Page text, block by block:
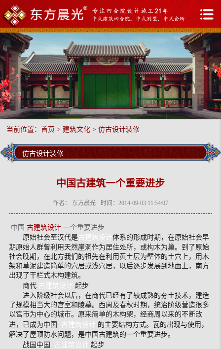
当前位置： 首页 > 建筑文化 > 仿古设计装修
仿古设计装修
中国古建筑一个重要进步
作者： 东方晨光 时间：2014-09-03 11:54:07
中国 古建筑设计 一个重要进步
原始社会至汉代是古建筑设计体系的形成时期，在原始社会早
期原始人群曾利用天然崖洞作为居住处所，或构木为巢。到了原始
社会晚期，在北方我们的祖先在利用黄土层为壁体的土穴上，用木
架和草泥建造简单的穴居或浅穴居，以后逐步发展到地面上，南方
出现了干栏式木构建筑。
商代 古建筑设计 起步
进入阶级社会以后，在商代已经有了较成熟的夯土技术，建造
了规模相当大的宫室和陵墓。西周及春秋时期，统治阶级营造很多
以宫市为中心的城市。原来简单的木构架，经商周以来的不断改
进，已成为中国 古建筑设计 的主要结构方式。瓦的出现与使用，
解决了屋顶防水问题，是中国古建筑的一个重要进步。
战国中国 古建筑设计 起步